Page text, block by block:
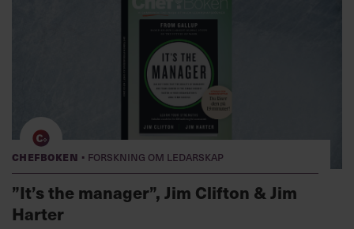
Chefboken · Forskning om ledarskap
”It’s the manager”, Jim Clifton & Jim
Harter